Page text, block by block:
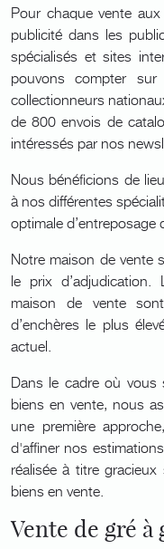
Pour chaque vente
publicité dans les
spécialisés et sites
pouvons compter
collectionneurs
de 800 envois de
intéressés par nos
Nous bénéficions de
à nos différentes
optimale d’entreposage
Notre maison de vente
le prix
maison de vente
d’enchères le plus
actuel.
Dans le cadre où
biens en vente, nous
une première
d'affiner nos
réalisée à titre
biens en vente.
Vente de gré à